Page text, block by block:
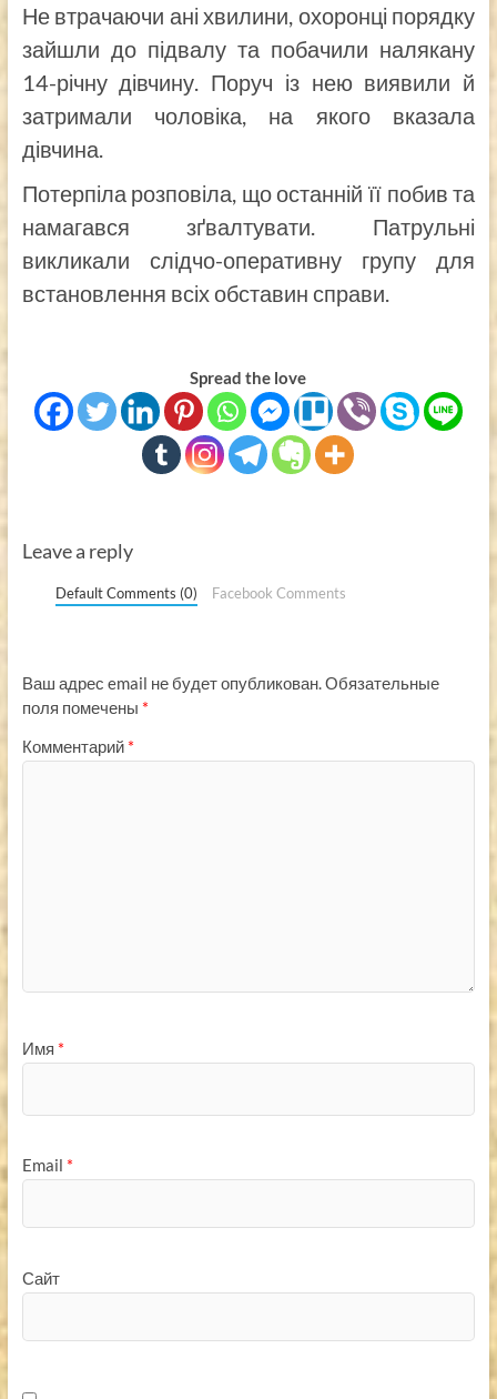
Не втрачаючи ані хвилини, охоронці порядку
зайшли до підвалу та побачили налякану
14-річну дівчину. Поруч із нею виявили й
затримали чоловіка, на якого вказала
дівчина.
Потерпіла розповіла, що останній її побив та
намагався зґвалтувати. Патрульні
викликали слідчо-оперативну групу для
встановлення всіх обставин справи.
Spread the love
Leave a reply
Default Comments (0) Facebook Comments
Ваш адрес email не будет опубликован.Обязательные
поля помечены *
Комментарий *
Имя *
Email *
Сайт